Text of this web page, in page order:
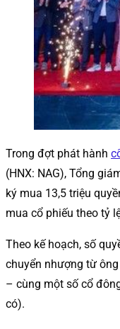
Trong đợt phát hành
(HNX: NAG), Tổng
ký mua 13,5 triệu
mua cổ phiếu theo tỷ
Theo kế hoạch, số
chuyển nhượng từ
– cùng một số cổ
có).